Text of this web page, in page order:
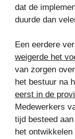
dat de
duurde dan
Een eerdere
weigerde het
van zorgen
het bestuur na
eerst in de
Medewerkers
tijd besteed
het